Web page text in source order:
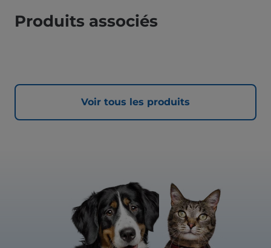
Produits associés
Voir tous les produits